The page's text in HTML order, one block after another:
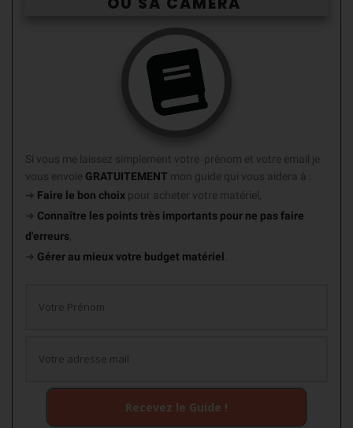
Si vous me laissez simplement votre prénom et votre email je
vous envoie GRATUITEMENT mon guide qui vous aidera à :
➜ Faire le bon choix pour acheter votre matériel,
➜ Connaître les points très importants pour ne pas faire
d'erreurs
➜ Gérer au mieux votre budget matériel
Recevez le Guide !